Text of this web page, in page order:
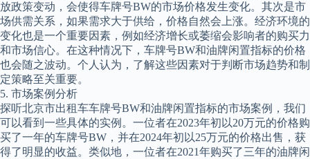
放政策变动，会使得车牌号BW的市场价格发生变化。其次是市
场供需关系，如果需求大于供给，价格自然会上涨。经济环境的
变化也是一个重要因素，例如经济增长或萎缩会影响者的购买力
和市场信心。在这种情况下，车牌号BW和油牌闲置指标的价格
也会随之波动。个人认为，了解这些因素对于判断市场趋势和制
定策略至关重要。
5. 市场案例分析
探听北京市出租车车牌号BW和油牌闲置指标的市场案例，我们
可以看到一些具体的实例。一位者在2023年初以20万元的价格购
买了一年的车牌号BW，并在2024年初以25万元的价格出售，获
得了明显的收益。类似地，一位者在2021年购买了三年的油牌闲